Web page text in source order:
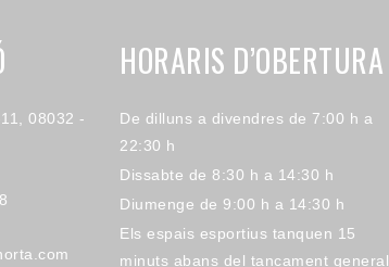
08032 -
HORARIS D’OBERTURA
De dilluns a divendres de 7:00 h a
22:30 h
Dissabte de 8:30 h a 14:30 h
Diumenge de 9:00 h a 14:30 h
Els espais esportius tanquen 15
minuts abans del tancament general